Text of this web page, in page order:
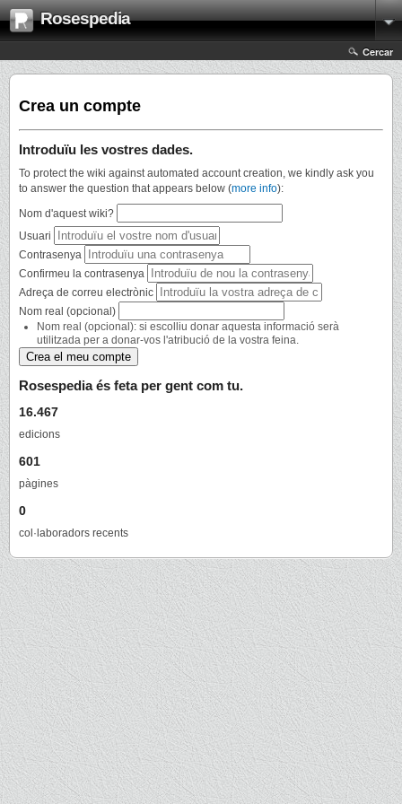
Rosespedia
Cercar
Crea un compte
Introduïu les vostres dades.
To protect the wiki against automated account creation, we kindly ask you
to answer the question that appears below (more info):
Nom d'aquest wiki?
Usuari
Contrasenya
Confirmeu la contrasenya
Adreça de correu electrònic
Nom real (opcional)
Nom real (opcional): si escolliu donar aquesta informació serà
utilitzada per a donar-vos l'atribució de la vostra feina.
Rosespedia és feta per gent com tu.
16.467
edicions
601
pàgines
0
col·laboradors recents